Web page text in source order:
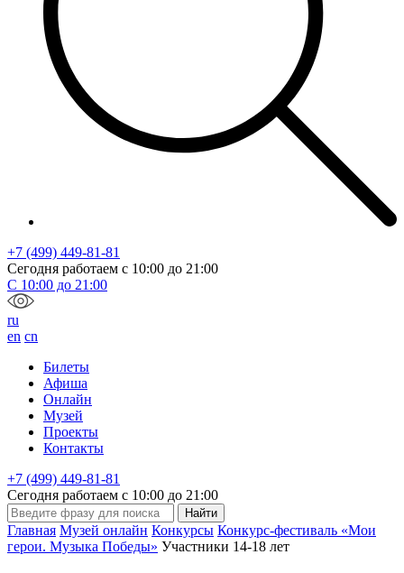
+7 (499) 449-81-81
Сегодня работаем с 10:00 до 21:00
С 10:00 до 21:00
ru
en cn
Билеты
Афиша
Онлайн
Музей
Проекты
Контакты
+7 (499) 449-81-81
Сегодня работаем с 10:00 до 21:00
Главная Музей онлайн Конкурсы Конкурс-фестиваль «Мои
герои. Музыка Победы» Участники 14-18 лет